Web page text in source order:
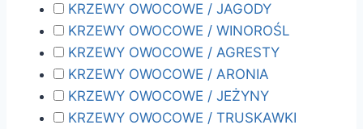
KRZEWY OWOCOWE / JAGODY
KRZEWY OWOCOWE / WINOROŚL
KRZEWY OWOCOWE / AGRESTY
KRZEWY OWOCOWE / ARONIA
KRZEWY OWOCOWE / JEŻYNY
KRZEWY OWOCOWE / TRUSKAWKI